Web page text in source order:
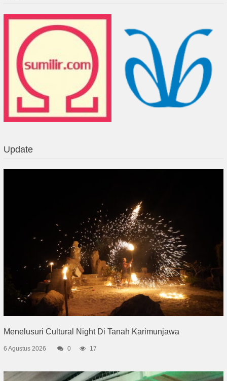
Update
Menelusuri Cultural Night Di Tanah Karimunjawa
6 Agustus 2026 0 17